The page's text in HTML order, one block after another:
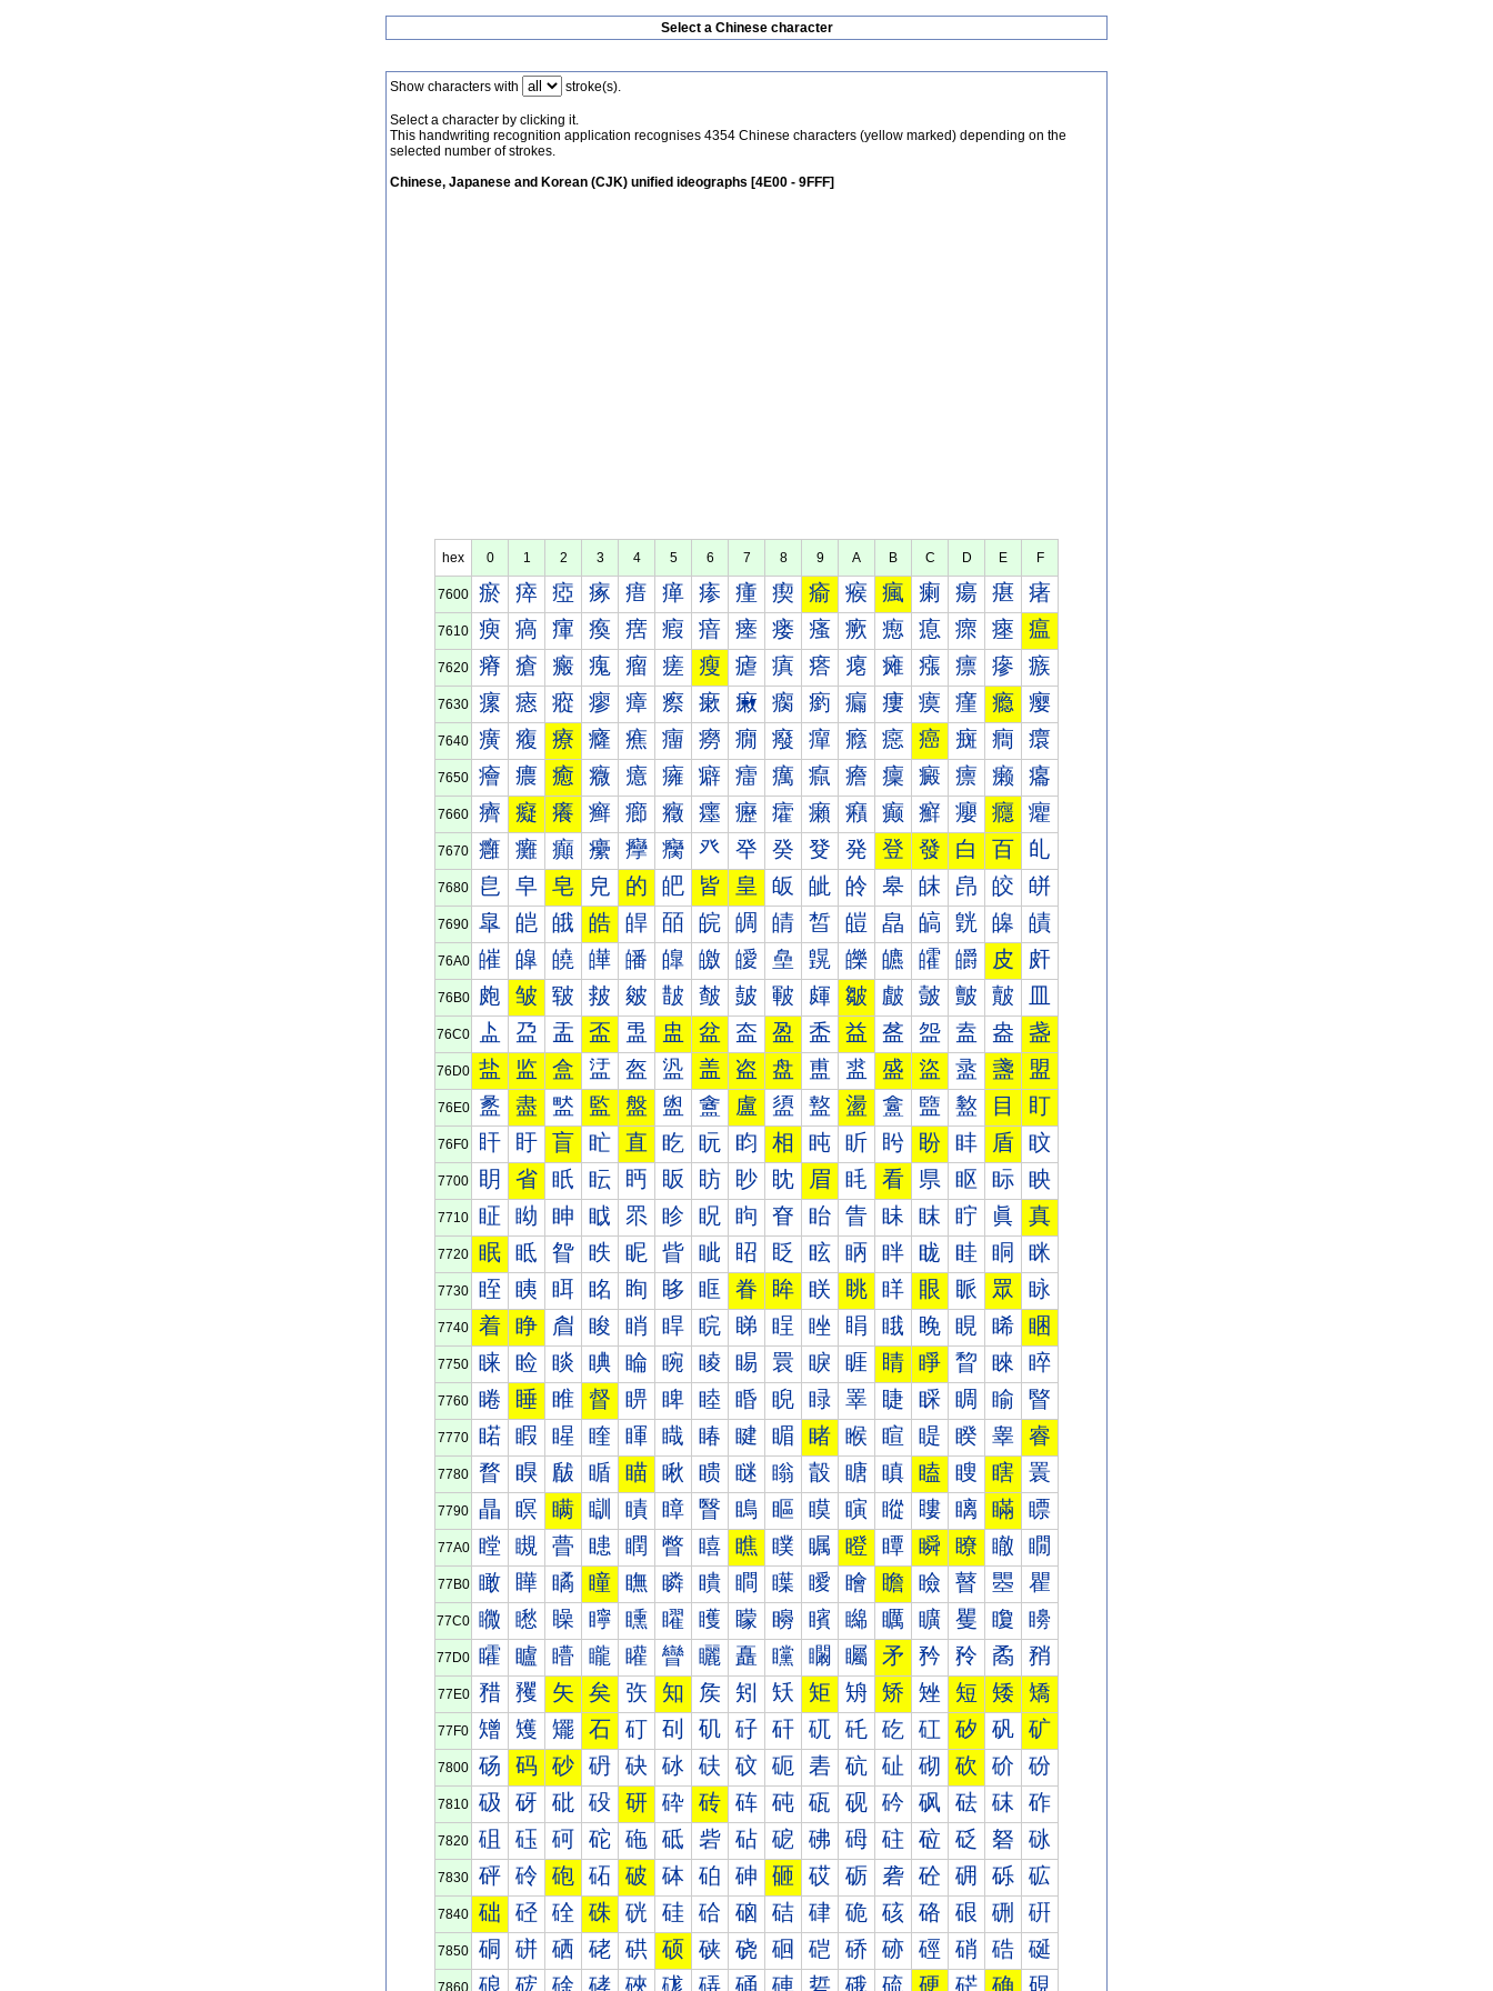
Select a Chinese character
Show characters with stroke(s).
Select a character by clicking it.
This handwriting recognition application recognises 4354 Chinese characters (yellow marked) depending on the
selected number of strokes.
Chinese, Japanese and Korean (CJK) unified ideographs [4E00 - 9FFF]
hex 0 1 2 3 4 5 6 7 8 9 A B C D E F
7600 瘀 瘁 瘂 瘃 瘄 瘅 瘆 瘇 瘈 瘉 瘊 瘋 瘌 瘍 瘎 瘏
7610 瘐 瘑 瘒 瘓 瘔 瘕 瘖 瘗 瘘 瘙 瘚 瘛 瘜 瘝 瘞 瘟
7620 瘠 瘡 瘢 瘣 瘤 瘥 瘦 瘧 瘨 瘩 瘪 瘫 瘬 瘭 瘮 瘯
7630 瘰 瘱 瘲 瘳 瘴 瘵 瘶 瘷 瘸 瘹 瘺 瘻 瘼 瘽 瘾 瘿
7640 癀 癁 療 癃 癄 癅 癆 癇 癈 癉 癊 癋 癌 癍 癎 癏
7650 癐 癑 癒 癓 癔 癕 癖 癗 癘 癙 癚 癛 癜 癝 癞 癟
7660 癠 癡 癢 癣 癤 癥 癦 癧 癨 癩 癪 癫 癬 癭 癮 癯
7670 癰 癱 癲 癳 癴 癵 癶 癷 癸 癹 発 登 發 白 百 癿
7680 皀 皁 皂 皃 的 皅 皆 皇 皈 皉 皊 皋 皌 皍 皎 皏
7690 皐 皑 皒 皓 皔 皕 皖 皗 皘 皙 皚 皛 皜 皝 皞 皟
76A0 皠 皡 皢 皣 皤 皥 皦 皧 皨 皩 皪 皫 皬 皭 皮 皯
76B0 皰 皱 皲 皳 皴 皵 皶 皷 皸 皹 皺 皻 皼 皽 皾 皿
76C0 盀 盁 盂 盃 盄 盅 盆 盇 盈 盉 益 盋 盌 盍 盎 盏
76D0 盐 监 盒 盓 盔 盕 盖 盗 盘 盙 盚 盛 盜 盝 盞 盟
76E0 盠 盡 盢 監 盤 盥 盦 盧 盨 盩 盪 盫 盬 盭 目 盯
76F0 盰 盱 盲 盳 直 盵 盶 盷 相 盹 盺 盻 盼 盽 盾 盿
7700 眀 省 眂 眃 眄 眅 眆 眇 眈 眉 眊 看 県 眍 眎 眏
7710 眐 眑 眒 眓 眔 眕 眖 眗 眘 眙 眚 眛 眜 眝 眞 真
7720 眠 眡 眢 眣 眤 眥 眦 眧 眨 眩 眪 眫 眬 眭 眮 眯
7730 眰 眱 眲 眳 眴 眵 眶 眷 眸 眹 眺 眻 眼 眽 眾 眿
7740 着 睁 睂 睃 睄 睅 睆 睇 睈 睉 睊 睋 睌 睍 睎 睏
7750 睐 睑 睒 睓 睔 睕 睖 睗 睘 睙 睚 睛 睜 睝 睞 睟
7760 睠 睡 睢 督 睤 睥 睦 睧 睨 睩 睪 睫 睬 睭 睮 睯
7770 睰 睱 睲 睳 睴 睵 睶 睷 睸 睹 睺 睻 睼 睽 睾 睿
7780 瞀 瞁 瞂 瞃 瞄 瞅 瞆 瞇 瞈 瞉 瞊 瞋 瞌 瞍 瞎 瞏
7790 瞐 瞑 瞒 瞓 瞔 瞕 瞖 瞗 瞘 瞙 瞚 瞛 瞜 瞝 瞞 瞟
77A0 瞠 瞡 瞢 瞣 瞤 瞥 瞦 瞧 瞨 瞩 瞪 瞫 瞬 瞭 瞮 瞯
77B0 瞰 瞱 瞲 瞳 瞴 瞵 瞶 瞷 瞸 瞹 瞺 瞻 瞼 瞽 瞾 瞿
77C0 矀 矁 矂 矃 矄 矅 矆 矇 矈 矉 矊 矋 矌 矍 矎 矏
77D0 矐 矑 矒 矓 矔 矕 矖 矗 矘 矙 矚 矛 矜 矝 矞 矟
77E0 矠 矡 矢 矣 矤 知 矦 矧 矨 矩 矪 矫 矬 短 矮 矯
77F0 矰 矱 矲 石 矴 矵 矶 矷 矸 矹 矺 矻 矼 矽 矾 矿
7800 砀 码 砂 砃 砄 砅 砆 砇 砈 砉 砊 砋 砌 砍 砎 砏
7810 砐 砑 砒 砓 研 砕 砖 砗 砘 砙 砚 砛 砜 砝 砞 砟
7820 砠 砡 砢 砣 砤 砥 砦 砧 砨 砩 砪 砫 砬 砭 砮 砯
7830 砰 砱 砲 砳 破 砵 砶 砷 砸 砹 砺 砻 砼 砽 砾 砿
7840 础 硁 硂 硃 硄 硅 硆 硇 硈 硉 硊 硋 硌 硍 硎 硏
7850 硐 硑 硒 硓 硔 硕 硖 硗 硘 硙 硚 硛 硜 硝 硞 硟
7860 硠 硡 硢 硣 硤 硥 硦 硧 硨 硩 硪 硫 硬 硭 确 硯